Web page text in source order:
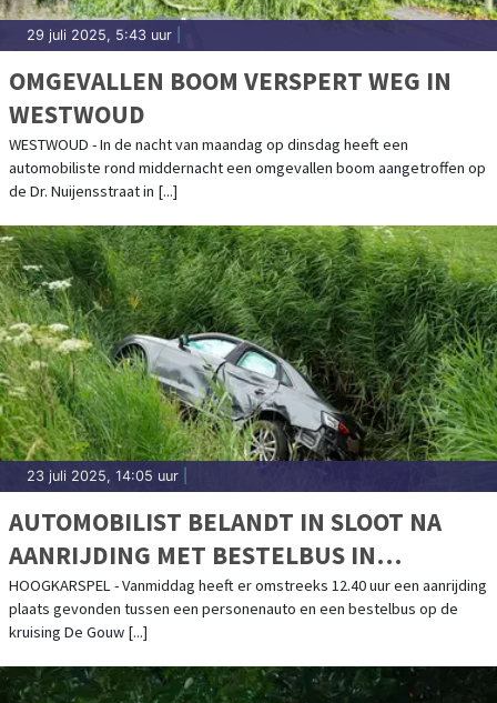
29 juli 2025, 5:43 uur
OMGEVALLEN BOOM VERSPERT WEG IN
WESTWOUD
WESTWOUD - In de nacht van maandag op dinsdag heeft een
automobiliste rond middernacht een omgevallen boom aangetroffen op
de Dr. Nuijensstraat in [...]
23 juli 2025, 14:05 uur
AUTOMOBILIST BELANDT IN SLOOT NA
AANRIJDING MET BESTELBUS IN
HOOGKARSPEL
HOOGKARSPEL - Vanmiddag heeft er omstreeks 12.40 uur een aanrijding
plaats gevonden tussen een personenauto en een bestelbus op de
kruising De Gouw [...]